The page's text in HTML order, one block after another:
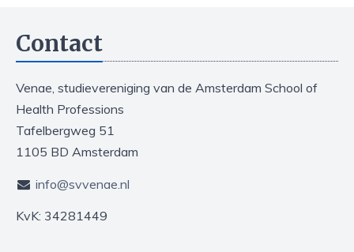
Contact
Venae, studievereniging van de Amsterdam School of
Health Professions
Tafelbergweg 51
1105 BD Amsterdam
info@svvenae.nl
KvK: 34281449